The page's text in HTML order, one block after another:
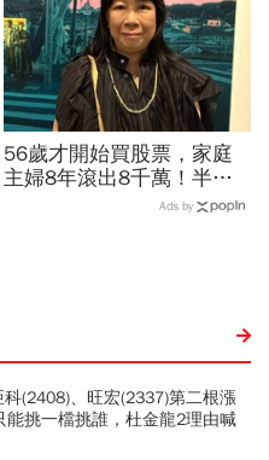
56歲才開始買股票，家庭
主婦8年滾出8千萬！半年
暴賺5成、卻在股災「輝達
Ads by
(2408)、旺宏(2337)第二根漲
能挑一檔挑誰，杜金龍2理由喊